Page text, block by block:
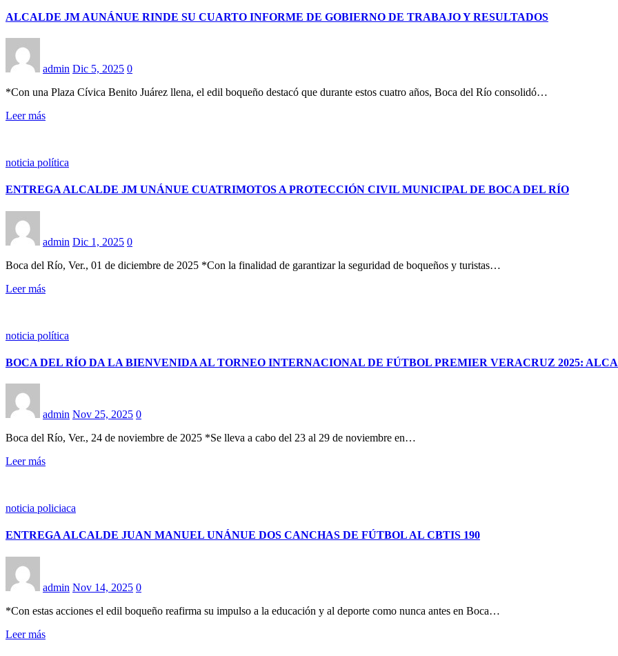
ALCALDE JM AUNÁNUE RINDE SU CUARTO INFORME DE GOBIERNO DE TRABAJO Y RESULTADOS
admin Dic 5, 2025 0
*Con una Plaza Cívica Benito Juárez llena, el edil boqueño destacó que durante estos cuatro años, Boca del Río consolidó…
Leer más
noticia política
ENTREGA ALCALDE JM UNÁNUE CUATRIMOTOS A PROTECCIÓN CIVIL MUNICIPAL DE BOCA DEL RÍO
admin Dic 1, 2025 0
Boca del Río, Ver., 01 de diciembre de 2025 *Con la finalidad de garantizar la seguridad de boqueños y turistas…
Leer más
noticia política
BOCA DEL RÍO DA LA BIENVENIDA AL TORNEO INTERNACIONAL DE FÚTBOL PREMIER VERACRUZ 2025:
admin Nov 25, 2025 0
Boca del Río, Ver., 24 de noviembre de 2025 *Se lleva a cabo del 23 al 29 de noviembre en…
Leer más
noticia policiaca
ENTREGA ALCALDE JUAN MANUEL UNÁNUE DOS CANCHAS DE FÚTBOL AL CBTIS 190
admin Nov 14, 2025 0
*Con estas acciones el edil boqueño reafirma su impulso a la educación y al deporte como nunca antes en Boca…
Leer más